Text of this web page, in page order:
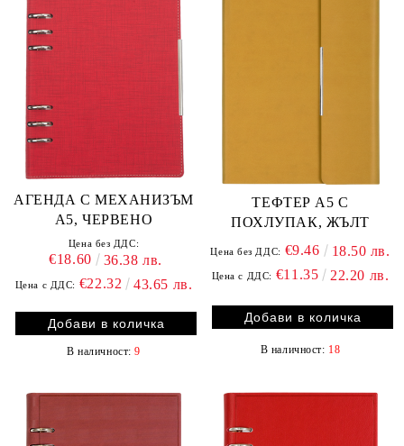
АГЕНДА С МЕХАНИЗЪМ
А5, ЧЕРВЕНО
Цена без ДДС:
€18.60 36.38 лв.
Цена с ДДС: €22.32 43.65 лв.
В наличност:9
ТЕФТЕР А5 С
ПОХЛУПАК, ЖЪЛТ
Цена без ДДС: €9.46 18.50 лв.
Цена с ДДС: €11.35 22.20 лв.
В наличност: 18